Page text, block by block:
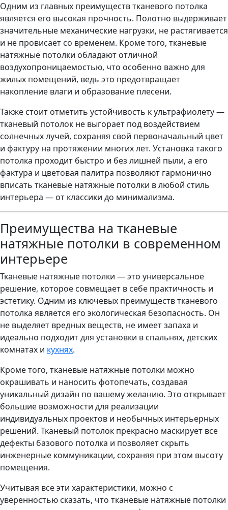
Одним из главных преимуществ тканевого потолка
является его высокая прочность. Полотно выдерживает
значительные механические нагрузки, не растягивается
и не провисает со временем. Кроме того, тканевые
натяжные потолки обладают отличной
воздухопроницаемостью, что особенно важно для
жилых помещений, ведь это предотвращает
накопление влаги и образование плесени.
Также стоит отметить устойчивость к ультрафиолету —
тканевый потолок не выгорает под воздействием
солнечных лучей, сохраняя свой первоначальный цвет
и фактуру на протяжении многих лет. Установка такого
потолка проходит быстро и без лишней пыли, а его
фактура и цветовая палитра позволяют гармонично
вписать тканевые натяжные потолки в любой стиль
интерьера — от классики до минимализма.
Преимущества на тканевые
натяжные потолки в современном
интерьере
Тканевые натяжные потолки — это универсальное
решение, которое совмещает в себе практичность и
эстетику. Одним из ключевых преимуществ тканевого
потолка является его экологическая безопасность. Он
не выделяет вредных веществ, не имеет запаха и
идеально подходит для установки в спальнях, детских
комнатах и кухнях.
Кроме того, тканевые натяжные потолки можно
окрашивать и наносить фотопечать, создавая
уникальный дизайн по вашему желанию. Это открывает
большие возможности для реализации
индивидуальных проектов и необычных интерьерных
решений. Тканевый потолок прекрасно маскирует все
дефекты базового потолка и позволяет скрыть
инженерные коммуникации, сохраняя при этом высоту
помещения.
Учитывая все эти характеристики, можно с
уверенностью сказать, что тканевые натяжные потолки